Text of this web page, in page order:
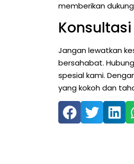
memberikan
Jangan lewatkan
bersahabat.
spesial kami.
yang kokoh dan